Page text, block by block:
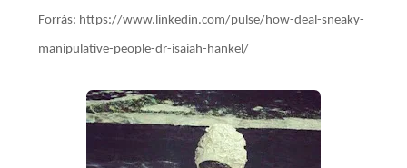
Forrás: https://www.linkedin.com/pulse/how-deal-sneaky-
manipulative-people-dr-isaiah-hankel/